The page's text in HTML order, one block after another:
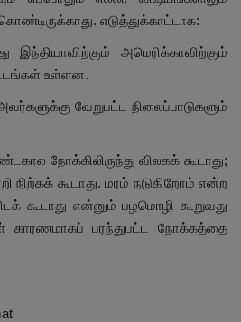
எடுத்துக்காட்டாக:
இந்தியாவிற்கும் அமெரிக்காவிற்கும்
உள்ளன.
வேறுபட்ட நிலைப்பாடுகளும்
நோக்கிலிருந்து விலகக் கூடாது;
நிற்கக் கூடாது. மரம் நடுகிறோம் என்ற
கூடாது என்னும் பழமொழி கூறுவது
காரணமாகப் பரந்துபட்ட நோக்கத்தை